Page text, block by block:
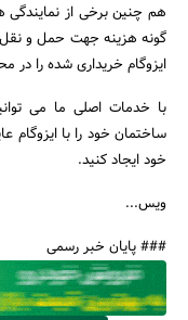
هم چنین برخی از نمایندگی
گونه هزینه جهت حمل و نقل
ایزوگام خریداری شده را
با خدمات اصلی ما می
ساختمان خود را با ایزوگام
خود ایجاد کنید.
ویس...
### پایان خبر رسمی